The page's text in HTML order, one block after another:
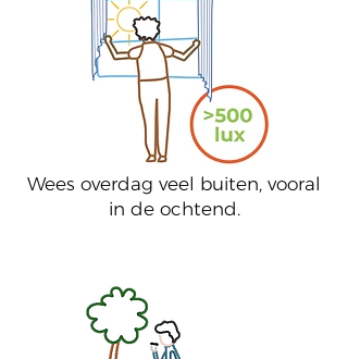
Wees overdag veel buiten, vooral
in de ochtend.